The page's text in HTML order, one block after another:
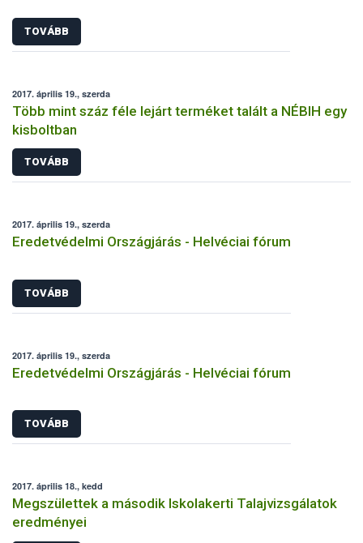
TOVÁBB
2017. április 19., szerda
Több mint száz féle lejárt terméket talált a NÉBIH egy
kisboltban
TOVÁBB
2017. április 19., szerda
Eredetvédelmi Országjárás - Helvéciai fórum
TOVÁBB
2017. április 19., szerda
Eredetvédelmi Országjárás - Helvéciai fórum
TOVÁBB
2017. április 18., kedd
Megszülettek a második Iskolakerti Talajvizsgálatok
eredményei